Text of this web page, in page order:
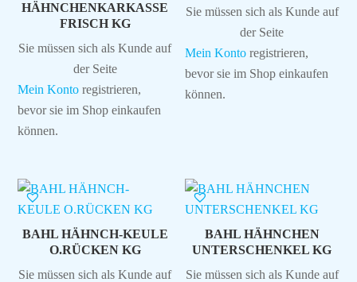
HÄHNCHENKARKASSE
FRISCH KG
Sie müssen sich als Kunde auf
der Seite
Mein Konto registrieren,
bevor sie im Shop einkaufen
können.
Sie müssen sich als Kunde auf
der Seite
Mein Konto registrieren,
bevor sie im Shop einkaufen
können.
BAHL HÄHNCH-KEULE
O.RÜCKEN KG
Sie müssen sich als Kunde auf
BAHL HÄHNCHEN
UNTERSCHENKEL KG
Sie müssen sich als Kunde auf